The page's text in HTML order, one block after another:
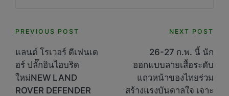
Post
navigation
PREVIOUS POST
แลนด์ โรเวอร์ ดีเฟนเด
อร์ ปลั๊กอินไฮบริด
ใหม่NEW LAND
ROVER DEFENDER
NEXT POST
26-27 ก.พ. นี้ นัก
ออกแบบลายเสื้อระดับ
แถวหน้าของไทยร่วม
สร้างแรงบันดาลใจ เจาะ